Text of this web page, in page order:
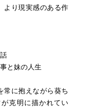
より現実感のある作
と妹の人生
常に抱えながら葵ち
克明に描かれてい